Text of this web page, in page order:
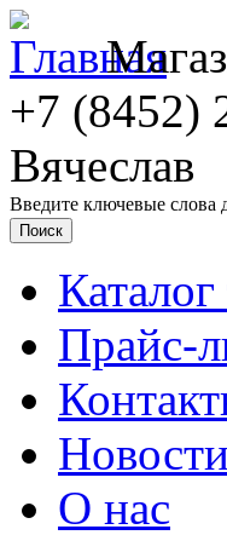
+7 (8452)
Вячеслав
Введите ключевые слова
Прайс-
Новости
О нас